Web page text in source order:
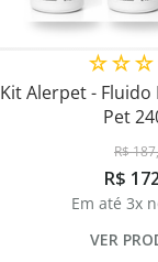
☆☆☆
Kit Alerpet -
Pet
R$187,
R$
Em até3x
VER